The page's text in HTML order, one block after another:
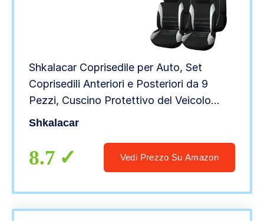
Shkalacar Coprisedile per Auto, Set
Coprisedili Anteriori e Posteriori da 9
Pezzi, Cuscino Protettivo del Veicolo
Quattro Stagioni Universale, Copertura
Shkalacar
8.7 Vedi Prezzo Su Amazon